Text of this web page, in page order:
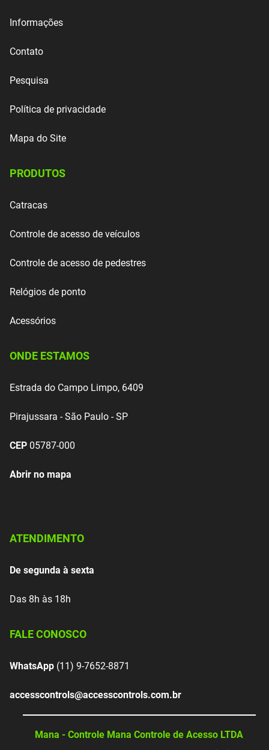
Informações
Contato
Pesquisa
Política de privacidade
Mapa do Site
PRODUTOS
Catracas
Controle de acesso de veículos
Controle de acesso de pedestres
Relógios de ponto
Acessórios
ONDE ESTAMOS
Estrada do Campo Limpo, 6409
Pirajussara - São Paulo - SP
CEP 05787-000
Abrir no mapa
ATENDIMENTO
De segunda à sexta
Das 8h às 18h
FALE CONOSCO
WhatsApp (11) 9-7652-8871
accesscontrols@accesscontrols.com.br
Mana - Controle Mana Controle de Acesso LTDA